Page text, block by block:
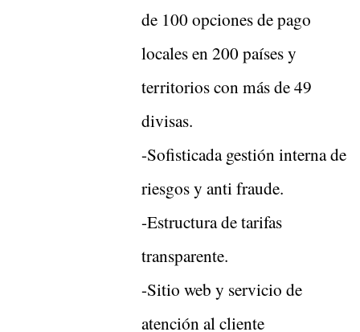
de 100 opciones de pago
locales en 200 países y
territorios con más de 49
divisas.
-Sofisticada gestión interna de
riesgos y anti fraude.
-Estructura de tarifas
transparente.
-Sitio web y servicio de
atención al cliente